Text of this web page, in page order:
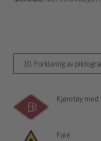
10. Forklaring av
Kjøretøy
Fare